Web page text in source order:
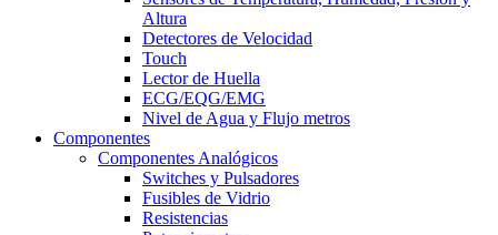
Altura
Detectores de Velocidad
Touch
Lector de Huella
ECG/EQG/EMG
Nivel de Agua y Flujo metros
Componentes
Componentes Analógicos
Switches y Pulsadores
Fusibles de Vidrio
Resistencias